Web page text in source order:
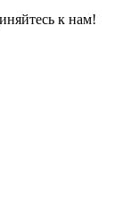
к нам!